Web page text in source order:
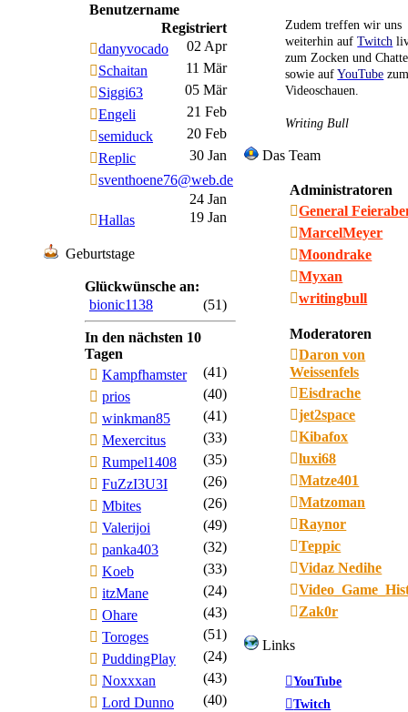
Benutzername
Registriert
danyvocado
02 Apr
Schaitan
11 Mär
Siggi63
05 Mär
Engeli
21 Feb
semiduck
20 Feb
Replic
30 Jan
sventhoene76@web.de
24 Jan
Hallas
19 Jan
Geburtstage
Glückwünsche an:
bionic1138
(51)
In den nächsten 10
Tagen
Kampfhamster
(41)
prios
(40)
winkman85
(41)
Mexercitus
(33)
Rumpel1408
(35)
FuZzI3U3I
(26)
Mbites
(26)
Valerijoi
(49)
panka403
(32)
Koeb
(33)
itzMane
(24)
Ohare
(43)
Toroges
(51)
PuddingPlay
(24)
Noxxxan
(43)
Lord Dunno
(40)
Zudem treffen wir uns
weiterhin aufTwitch
zum Zocken und
sowie aufYouTube
Videoschauen.
Writing Bull
Das Team
Administratoren
General
MarcelMeyer
Moondrake
Myxan
writingbull
Moderatoren
Daron von
Weissenfels
Eisdrache
jet2space
Kibafox
luxi68
Matze401
Matzoman
Raynor
Teppic
Vidaz Nedihe
Zak0r
Links
YouTube
Twitch